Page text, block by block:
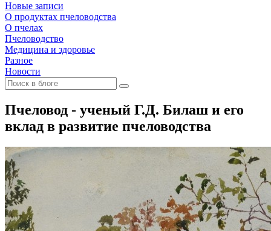
Новые записи
О продуктах пчеловодства
О пчелах
Пчеловодство
Медицина и здоровье
Разное
Новости
Пчеловод - ученый Г.Д. Билаш и его
вклад в развитие пчеловодства